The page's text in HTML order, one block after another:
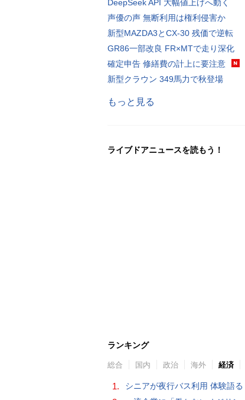
DeepSeek API 大幅値上げへ動く
声優の声 無断利用は権利侵害か
新型MAZDA3とCX-30 残価で逆転
GR86一部改良 FR×MTで走り深化
確定申告 修繕費の計上に要注意
新型クラウン 349馬力で秋登場
もっと見る
ライブドアニュースを読もう！
ランキング
総合 国内 政治 海外 経済
1. シニアが夜行バス利用 体験語る